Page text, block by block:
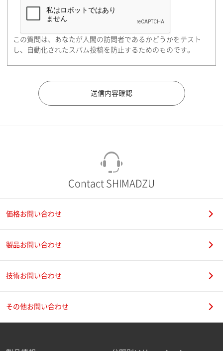
住所検索
都道府県（勤務先）
この質問は、あなたが人間の訪問者であるかどうかをテスト
し、自動化されたスパム投稿を防止するためのものです。
Contact SHIMADZU
価格お問い合わせ
製品お問い合わせ
技術お問い合わせ
その他お問い合わせ